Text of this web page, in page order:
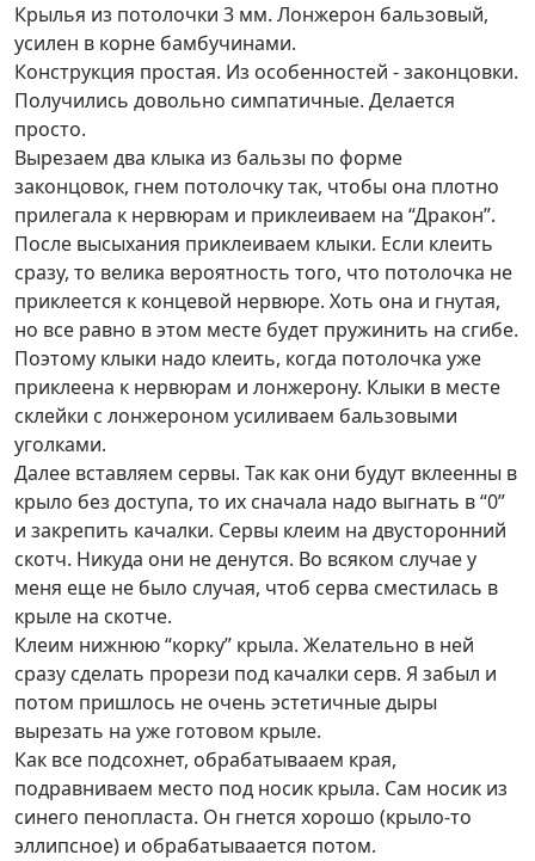
Крылья из потолочки 3 мм. Лонжерон бальзовый,
усилен в корне бамбучинами.
Конструкция простая. Из особенностей - законцовки.
Получились довольно симпатичные. Делается
просто.
Вырезаем два клыка из бальзы по форме
законцовок, гнем потолочку так, чтобы она плотно
прилегала к нервюрам и приклеиваем на “Дракон”.
После высыхания приклеиваем клыки. Если клеить
сразу, то велика вероятность того, что потолочка не
приклеется к концевой нервюре. Хоть она и гнутая,
но все равно в этом месте будет пружинить на сгибе.
Поэтому клыки надо клеить, когда потолочка уже
приклеена к нервюрам и лонжерону. Клыки в месте
склейки с лонжероном усиливаем бальзовыми
уголками.
Далее вставляем сервы. Так как они будут вклеенны в
крыло без доступа, то их сначала надо выгнать в “0”
и закрепить качалки. Сервы клеим на двусторонний
скотч. Никуда они не денутся. Во всяком случае у
меня еще не было случая, чтоб серва сместилась в
крыле на скотче.
Клеим нижнюю “корку” крыла. Желательно в ней
сразу сделать прорези под качалки серв. Я забыл и
потом пришлось не очень эстетичные дыры
вырезать на уже готовом крыле.
Как все подсохнет, обрабатывааем края,
подравниваем место под носик крыла. Сам носик из
синего пенопласта. Он гнется хорошо (крыло-то
эллипсное) и обрабатываается потом.